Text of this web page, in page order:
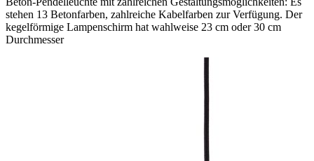
stehen 13 Betonfarben, zahlreiche Kabelfarben zur Verfügung. Der
kegelförmige Lampenschirm hat wahlweise 23 cm oder 30 cm
Durchmesser